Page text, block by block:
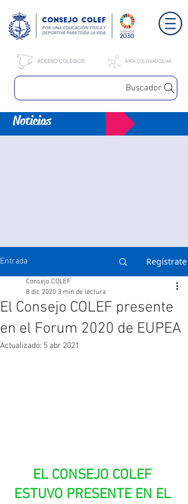
Buscador
Noticias
Entrada Regístrate
El Consejo COLEF presente
en el Forum 2020 de EUPEA
Consejo COLEF
8 dic 2020 3 min de lectura
Actualizado: 5 abr 2021
EL CONSEJO COLEF
ESTUVO PRESENTE EN EL